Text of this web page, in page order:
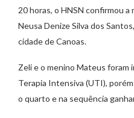
20 horas, o HNSN confirmou
Neusa Denize Silva dos
cidade de Canoas.
Zeli e o menino Mateus foram
Terapia Intensiva (UTI),
o quarto e na sequência